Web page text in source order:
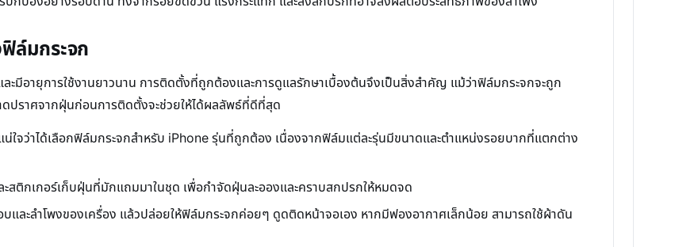
ล์มกระจก
ะมีอายุการใช้งานยาวนาน การติดตั้งที่ถูกต้องและการดูแลรักษาเบื้องต้นจึงเป็นสิ่งสำคัญ แม้ว่าฟิล์มกระจกจะถูก
ปราศจากฝุ่นก่อนการติดตั้งจะช่วยให้ได้ผลลัพธ์ที่ดีที่สุด
ใจว่าได้เลือกฟิล์มกระจกสำหรับ iPhone รุ่นที่ถูกต้อง เนื่องจากฟิล์มแต่ละรุ่นมีขนาดและตำแหน่งรอยบากที่แตกต่าง
ะสติกเกอร์เก็บฝุ่นที่มักแถมมาในชุด เพื่อกำจัดฝุ่นละอองและคราบสกปรกให้หมดจด
และลำโพงของเครื่อง แล้วปล่อยให้ฟิล์มกระจกค่อยๆ ดูดติดหน้าจอเอง หากมีฟองอากาศเล็กน้อย สามารถใช้ผ้าดัน